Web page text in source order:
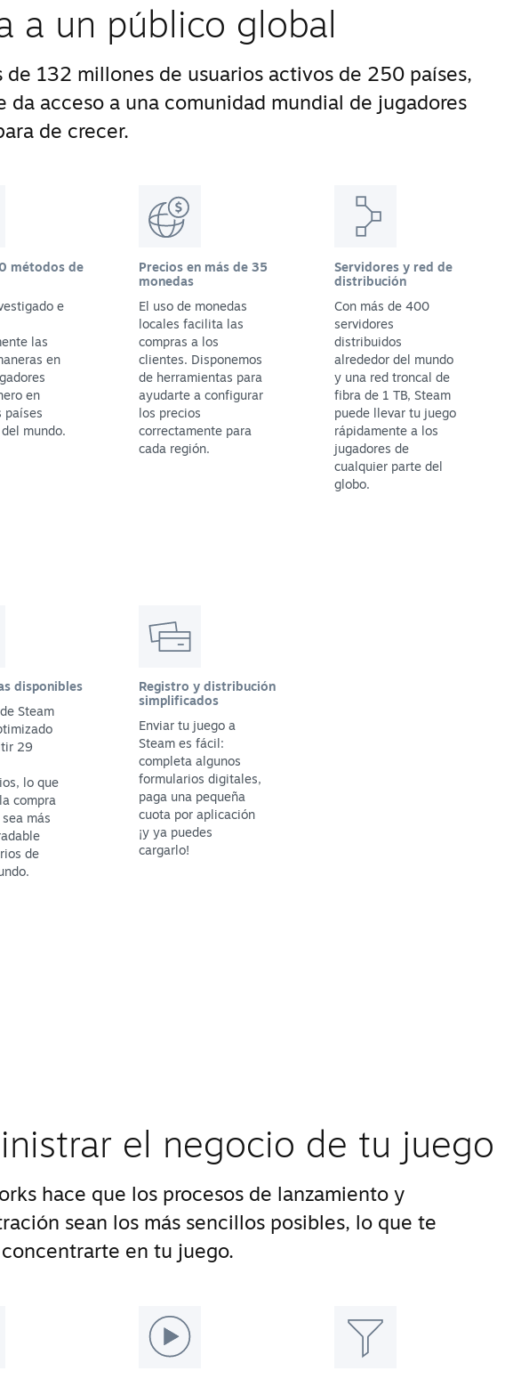
a un público global
de 132 millones de usuarios activos de 250 países,
da acceso a una comunidad mundial de jugadores
de crecer.
métodos de
e
las
en
en
países
mundo.
Precios en más de 35
monedas
El uso de monedas
locales facilita las
compras a los
clientes. Disponemos
de herramientas para
ayudarte a configurar
los precios
correctamente para
cada región.
Servidores y red de
distribución
Con más de 400
servidores
distribuidos
alrededor del mundo
y una red troncal de
fibra de 1 TB, Steam
puede llevar tu juego
rápidamente a los
jugadores de
cualquier parte del
globo.
disponibles
Steam
29
lo que
compra
más
de
Registro y distribución
simplificados
Enviar tu juego a
Steam es fácil:
completa algunos
formularios digitales,
paga una pequeña
cuota por aplicación
¡y ya puedes
cargarlo!
el negocio de tu juego
hace que los procesos de lanzamiento y
sean los más sencillos posibles, lo que te
en tu juego.